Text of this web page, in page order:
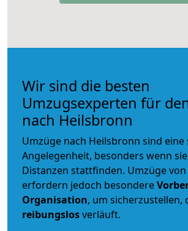
Wir sind die besten
Umzugsexperten für
nach Heilsbronn
Umzüge nach Heilsbronn sind eine
Angelegenheit, besonders wenn
Distanzen stattfinden. Umzüge
erfordern jedoch besondere
Organisation, um sicherzustellen,
reibungslosverläuft.